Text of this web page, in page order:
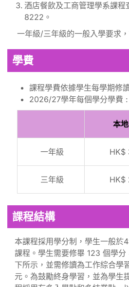
酒店餐飲及工商管理學系課
8222。
一年級/三年級的一般入學要求
學費
課程學費依據學生每學期修
2026/27學年每個學分學費 :
本
一年級 HK$
三年級 HK$
課程結構
本課程採用學分制，學生一般於
課程。學生需要修畢 123 個學分
下所示，並需修讀為工作綜合學
元。為鼓勵終身學習，並為學生